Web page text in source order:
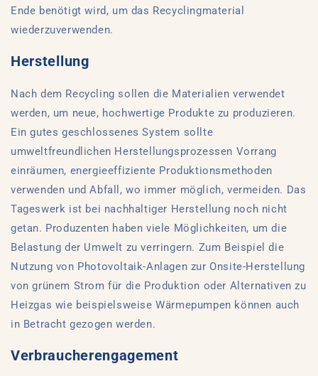
Ende benötigt wird, um das Recyclingmaterial
wiederzuverwenden.
Herstellung
Nach dem Recycling sollen die Materialien verwendet
werden, um neue, hochwertige Produkte zu produzieren.
Ein gutes geschlossenes System sollte
umweltfreundlichen Herstellungsprozessen Vorrang
einräumen, energieeffiziente Produktionsmethoden
verwenden und Abfall, wo immer möglich, vermeiden. Das
Tageswerk ist bei nachhaltiger Herstellung noch nicht
getan. Produzenten haben viele Möglichkeiten, um die
Belastung der Umwelt zu verringern. Zum Beispiel die
Nutzung von Photovoltaik-Anlagen zur Onsite-Herstellung
von grünem Strom für die Produktion oder Alternativen zu
Heizgas wie beispielsweise Wärmepumpen können auch
in Betracht gezogen werden.
Verbraucherengagement